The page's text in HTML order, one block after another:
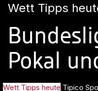
Wett Tipps
Pokal
Wett Tipps heute Tipico